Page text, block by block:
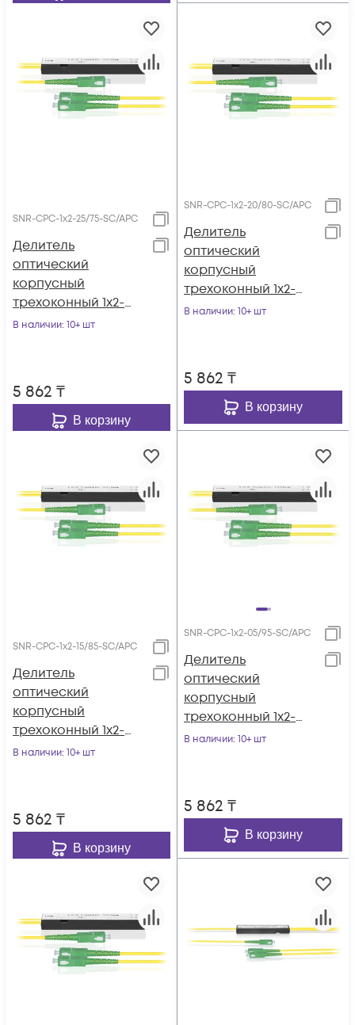
SNR-CPC-1x2-25/75-SC/APC
Делитель
оптический
корпусный
трехоконный 1х2-
25/75 SC/APC
В наличии: 10+ шт
5 862 ₸
В корзину
SNR-CPC-1x2-20/80-SC/APC
Делитель
оптический
корпусный
трехоконный 1х2-
20/80 SC/APC
В наличии: 10+ шт
5 862 ₸
В корзину
SNR-CPC-1x2-15/85-SC/APC
Делитель
оптический
корпусный
трехоконный 1х2-
15/85 SC/APC
В наличии: 10+ шт
5 862 ₸
В корзину
SNR-CPC-1x2-05/95-SC/APC
Делитель
оптический
корпусный
трехоконный 1х2-
05/95 SC/APC
В наличии: 10+ шт
5 862 ₸
В корзину